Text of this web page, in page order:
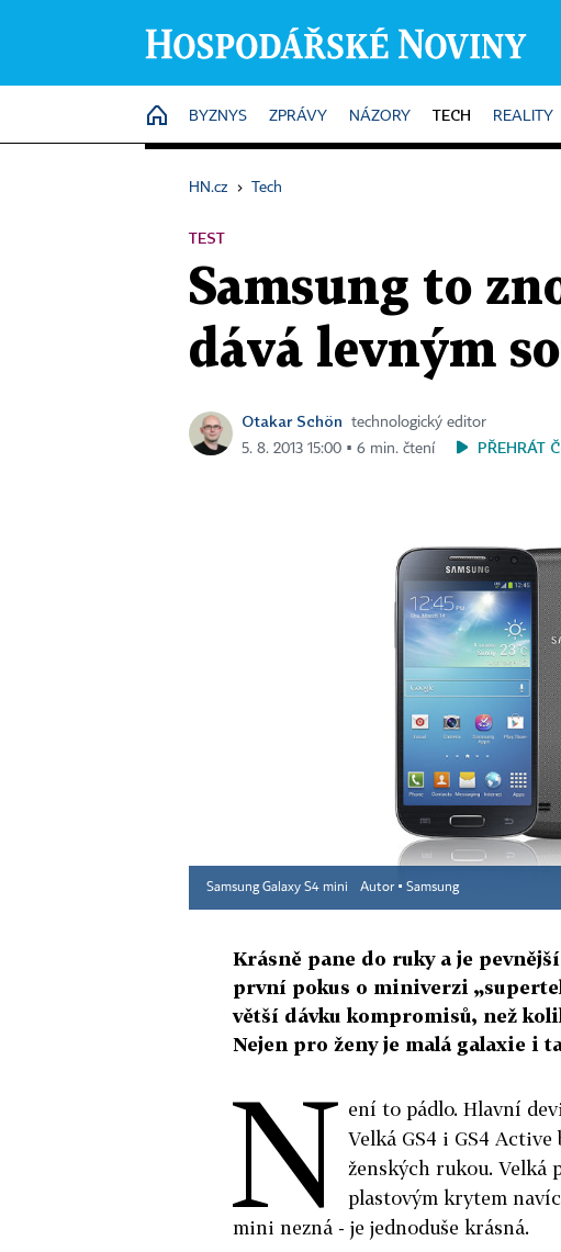
HOME
BYZNYS ZPRÁVY NÁZORY TECH REALITY
HN.cz › Tech
TEST
Samsung to
dává levným
Otakar Schön
technologický editor
5. 8. 2013 15:00 ▪ 6 min. čtení
PŘEHRÁT
Samsung Galaxy S4 mini Autor ▪ Samsung
Krásně pane do ruky a je
první pokus o miniverzi
větší dávku kompromisů, než
Nejen pro ženy je malá galaxie i
N ení to pádlo. Hlavní
Velká GS4 i GS4
ženských rukou. Velká
plastovým krytem
mini nezná - je jednoduše krásná.